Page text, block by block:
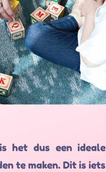
het dus een ideale
te maken. Dit is iets